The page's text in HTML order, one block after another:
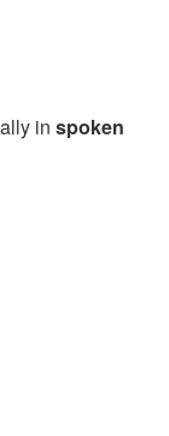
in spoken